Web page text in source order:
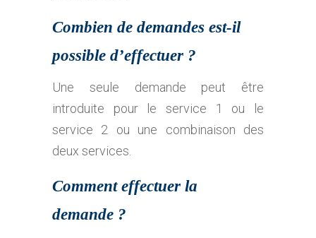
Combien de demandes est-il
possible d’effectuer ?
Une seule demande peut être
introduite pour le service 1 ou le
service 2 ou une combinaison des
deux services.
Comment effectuer la
demande ?